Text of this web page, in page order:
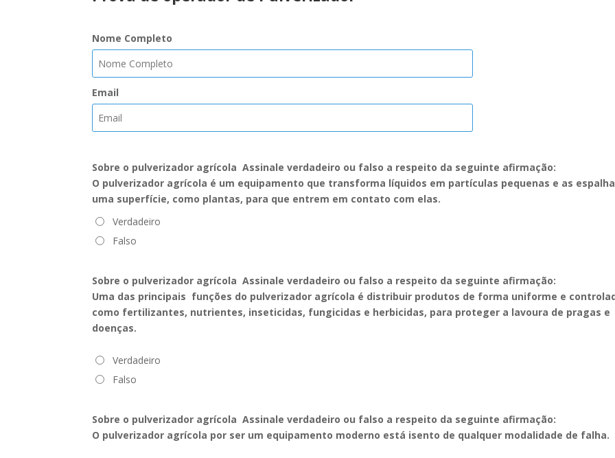
Nome Completo
Email
Sobre o pulverizador agrícola Assinale verdadeiro ou falso a respeito da seguinte afirmação:
O pulverizador agrícola é um equipamento que transforma líquidos em partículas pequenas e as
uma superfície, como plantas, para que entrem em contato com elas.
Verdadeiro
Falso
Sobre o pulverizador agrícola Assinale verdadeiro ou falso a respeito da seguinte afirmação:
Uma das principais funções do pulverizador agrícola é distribuir produtos de forma uniforme e
como fertilizantes, nutrientes, inseticidas, fungicidas e herbicidas, para proteger a lavoura de pragas e
doenças.
Verdadeiro
Falso
Sobre o pulverizador agrícola Assinale verdadeiro ou falso a respeito da seguinte afirmação:
O pulverizador agrícola por ser um equipamento moderno está isento de qualquer modalidade de falha.